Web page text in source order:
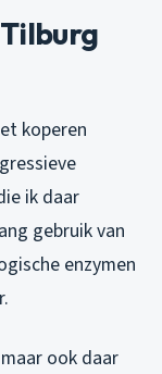
koperen
ik daar
gebruik van
enzymen
ook daar